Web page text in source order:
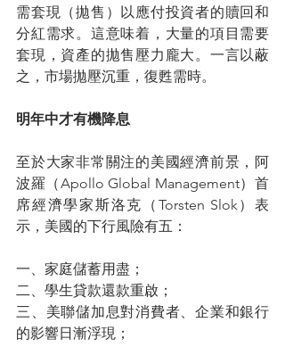
需套現（拋售）以應付投資者的贖回和
分紅需求。這意味着，大量的項目需要
套現，資產的拋售壓力龐大。一言以蔽
之，市場拋壓沉重，復甦需時。
明年中才有機降息
至於大家非常關注的美國經濟前景，阿
波羅（Apollo Global Management）首
席經濟學家斯洛克（Torsten Slok）表
示，美國的下行風險有五：
一、家庭儲蓄用盡；
二、學生貸款還款重啟；
三、美聯儲加息對消費者、企業和銀行
的影響日漸浮現；